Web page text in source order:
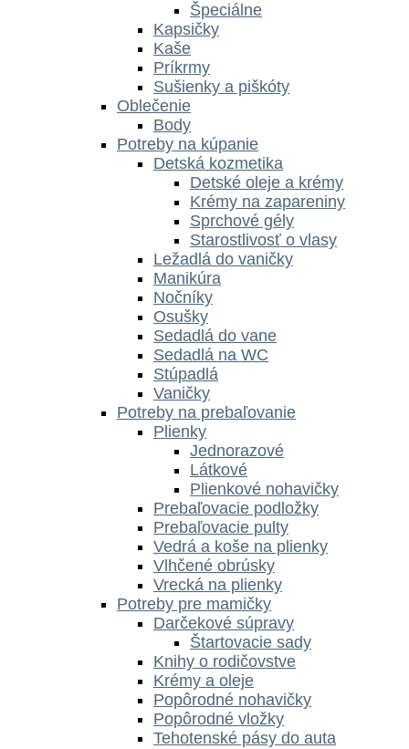
Špeciálne
Kapsičky
Kaše
Príkrmy
Sušienky a piškóty
Oblečenie
Body
Potreby na kúpanie
Detská kozmetika
Detské oleje a krémy
Krémy na zapareniny
Sprchové gély
Starostlivosť o vlasy
Ležadlá do vaničky
Manikúra
Nočníky
Osušky
Sedadlá do vane
Sedadlá na WC
Stúpadlá
Vaničky
Potreby na prebaľovanie
Plienky
Jednorazové
Látkové
Plienkové nohavičky
Prebaľovacie podložky
Prebaľovacie pulty
Vedrá a koše na plienky
Vlhčené obrúsky
Vrecká na plienky
Potreby pre mamičky
Darčekové súpravy
Štartovacie sady
Knihy o rodičovstve
Krémy a oleje
Popôrodné nohavičky
Popôrodné vložky
Tehotenské pásy do auta